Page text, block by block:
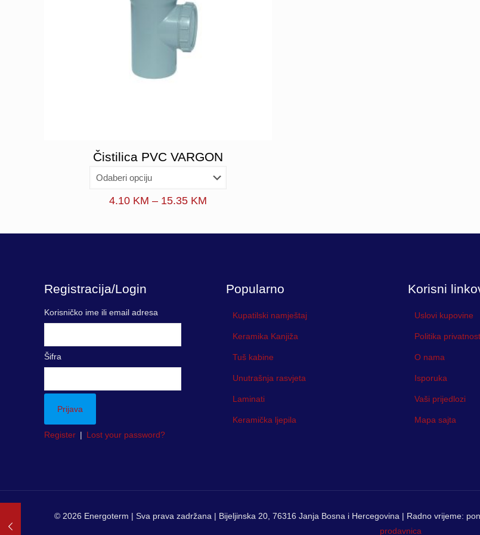
Čistilica PVC VARGON
4.10 KM – 15.35 KM
Registracija/Login
Korisničko ime ili email adresa
Šifra
Register | Lost your password?
Popularno
Kupatilski namještaj
Keramika Kanjiža
Tuš kabine
Unutrašnja rasvjeta
Laminati
Keramička ljepila
Korisni
Uslovi kupovine
Politika
O nama
Isporuka
Vaši prijedlozi
Mapa sajta
© 2026 Energoterm | Sva prava zadržana | Bijeljinska 20, 76316 Janja Bosna i Hercegovina | Radno vrijeme:
prodavnica